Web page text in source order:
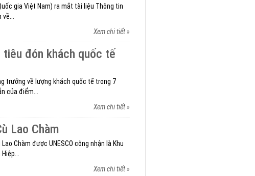
gia Việt Nam) ra mắt tài liệu Thông tin
Xem chi tiết »
đón khách quốc tế
trưởng về lượng khách quốc tế trong 7
của điểm...
Xem chi tiết »
Lao Chàm
Chàm được UNESCO công nhận là Khu
Xem chi tiết »